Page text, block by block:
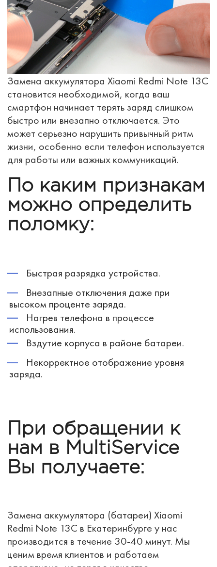
Замена аккумулятора Xiaomi Redmi Note 13C
становится необходимой, когда ваш
смартфон начинает терять заряд слишком
быстро или внезапно отключается. Это
может серьезно нарушить привычный ритм
жизни, особенно если телефон используется
для работы или важных коммуникаций.
По каким признакам
можно определить
поломку:
Быстрая разрядка устройства.
Внезапные отключения даже при
высоком проценте заряда.
Нагрев телефона в процессе
использования.
Вздутие корпуса в районе батареи.
Некорректное отображение уровня
заряда.
При обращении к
нам в MultiService
Вы получаете:
Замена аккумулятора (батареи) Xiaomi
Redmi Note 13C в Екатеринбурге у нас
производится в течение 30-40 минут. Мы
ценим время клиентов и работаем